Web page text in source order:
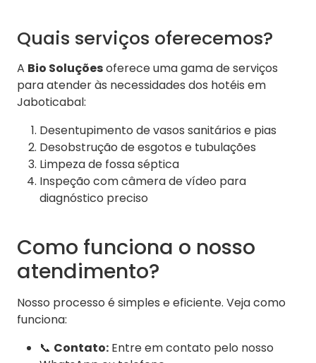
Quais serviços oferecemos?
A Bio Soluçõesoferece uma gama de serviços
para atender às necessidades dos hotéis em
Jaboticabal:
Desentupimento de vasos sanitários e pias
Desobstrução de esgotos e tubulações
Limpeza de fossa séptica
Inspeção com câmera de vídeo para
diagnóstico preciso
Como funciona o nosso
atendimento?
Nosso processo é simples e eficiente. Veja como
funciona:
📞 Contato: Entre em contato pelo nosso